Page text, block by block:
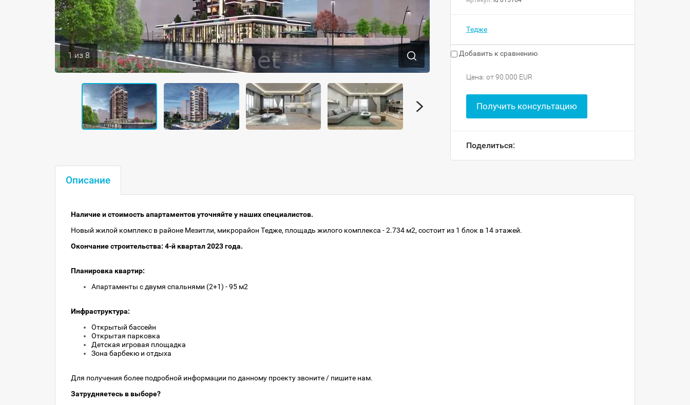
1из 8
Тедже
Добавить к сравнению
Цена: от 90.000 EUR
Получить консультацию
Поделиться:
Описание
Наличие и стоимость апартаментов уточняйте у наших специалистов.
Новый жилой комплекс в районе Мезитли, микрорайон Тедже, площадь жилого комплекса - 2.734 м2, состоит из 1 блок в 14 этажей.
Окончание строительства: 4-й квартал 2023 года.
Планировка квартир:
Апартаменты с двумя спальнями (2+1) - 95 м2
Инфраструктура:
Открытый бассейн
Открытая парковка
Детская игровая площадка
Зона барбекю и отдыха
Для получения более подробной информации по данному проекту звоните / пишите нам.
Затрудняетесь в выборе?